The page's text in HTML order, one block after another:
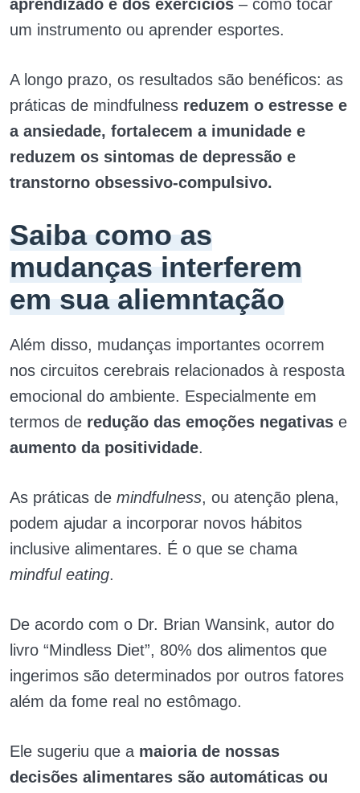
aprendizado e dos exercícios – como tocar
um instrumento ou aprender esportes.
A longo prazo, os resultados são benéficos: as
práticas de mindfulness reduzem o estresse e
a ansiedade, fortalecem a imunidade e
reduzem os sintomas de depressão e
transtorno obsessivo-compulsivo.
Saiba como as
mudanças interferem
em sua aliemntação
Além disso, mudanças importantes ocorrem
nos circuitos cerebrais relacionados à resposta
emocional do ambiente. Especialmente em
termos de redução das emoções negativas e
aumento da positividade.
As práticas de mindfulness, ou atenção plena,
podem ajudar a incorporar novos hábitos
inclusive alimentares. É o que se chama
mindful eating.
De acordo com o Dr. Brian Wansink, autor do
livro “Mindless Diet”, 80% dos alimentos que
ingerimos são determinados por outros fatores
além da fome real no estômago.
Ele sugeriu que a maioria de nossas
decisões alimentares são automáticas ou